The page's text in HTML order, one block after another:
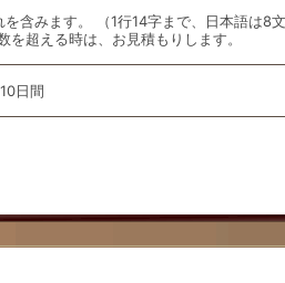
を含みます。 （1行14字まで、日本語は8文
を超える時は、お見積もりします。
日間